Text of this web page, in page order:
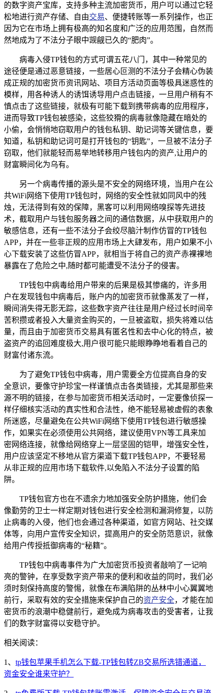
的数字资产宝库，支持多种主流加密货币，用户可以通过它轻
松地进行资产存储、自由交易、便捷转账等一系列操作，也正
因为它在市场上拥有极高的知名度和广泛的应用范围，自然而
然地成为了不法分子眼中觊觎已久的“肥肉”。
病毒入侵TP钱包的方式可谓五花八门，其中一种常见的
途径便是通过恶意链接，一些居心叵测的不法分子会精心伪装
成正规的加密货币资讯网站、项目方活动页面等极具迷惑性的
模样，用各种诱人的诱饵诱导用户点击链接，一旦用户稍有不
慎点击了这些链接，就极有可能下载到携带病毒的应用程序，
进而导致TP钱包被感染，这些狡猾的病毒就像隐藏在暗处的
小偷，会悄悄地窃取用户的钱包私钥、助记词等关键信息，要
知道，私钥和助记词可是打开钱包的“钥匙”，一旦被不法分子
窃取，他们就能轻而易举地转移用户钱包内的资产,让用户的
财富瞬间化为乌有。
另一个病毒传播的源头是不安全的网络环境，当用户在公
共WiFi网络下使用TP钱包时，网络的安全性就如同风中的残
烛，无法得到有效的保障，黑客可以利用网络嗅探等先进技
术，截取用户与钱包服务器之间的通信数据，从中获取用户的
敏感信息，还有一些不法分子会绞尽脑汁制作仿冒的TP钱包
APP，并在一些非正规的应用市场上大肆发布，用户如果不小
心下载安装了这些仿冒APP，就相当于将自己的资产赤裸裸地
暴露在了危险之中,随时都可能遭受不法分子的侵害。
TP钱包中病毒给用户带来的后果是极其惨痛的，许多用
户在发现钱包中病毒后，账户内的加密货币就像蒸发了一样，
瞬间消失得无影无踪，这些数字资产往往是用户经过长时间辛
苦积攒或者投入大量资金购买的，一旦被盗取，损失将难以估
量，而且由于加密货币交易具有匿名性和去中心化的特点，被
盗资产的追回难度极大,用户很可能只能眼睁睁地看着自己的
财富付诸东流。
为了避免TP钱包中病毒，用户需要全方位提高自身的安
全意识，要像守护珍宝一样谨慎点击各类链接，尤其是那些来
源不明的链接，在参与加密货币相关活动时，一定要像侦探一
样仔细核实活动的真实性和合法性，绝不能轻易被虚假的表象
所迷惑，尽量避免在公共WiFi网络下使用TP钱包进行敏感操
作，如果实在必须使用公共网络，建议使用VPN等工具来加
密网络连接，就像给网络穿上一层坚固的铠甲，增强安全性，
用户应该坚定不移地从官方渠道下载TP钱包APP，不要轻易
从非正规的应用市场下载软件,以免陷入不法分子设置的陷
阱。
TP钱包官方也在不遗余力地加强安全防护措施，他们会
像勤劳的卫士一样定期对钱包进行安全检测和漏洞修复，以防
止病毒的入侵，他们也会通过各种渠道，如官方网站、社交媒
体等，向用户宣传安全知识，提高用户的安全防范意识，就像
给用户传授抵御病毒的“秘籍”。
TP钱包中病毒事件为广大加密货币投资者敲响了一记响
亮的警钟，在享受数字资产带来的便利和收益的同时，我们必
须时刻保持高度的警惕，就像在布满陷阱的丛林中小心翼翼地
前行，采取有效的安全措施来保护自己的资产安全，才能在加
密货币的浪潮中稳健前行，避免成为病毒攻击的受害者，让我
们的数字财富得以安稳守护。
相关阅读：
1、 tp钱包苹果手机怎么下载-TP钱包转ZB交易所选错通道，
资金安全谁来守护？